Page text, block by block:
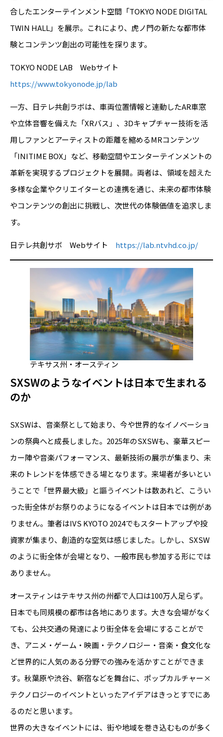
合したエンターテインメント空間「TOKYO NODE DIGITAL
TWIN HALL」を展示。これにより、虎ノ門の新たな都市体
験とコンテンツ創出の可能性を探ります。
TOKYO NODE LAB Webサイト
https://www.tokyonode.jp/lab
一方、日テレ共創ラボは、車両位置情報と連動したAR車窓
や立体音響を備えた「XRバス」、3Dキャプチャー技術を活
用しファンとアーティストの距離を縮めるMRコンテンツ
「INITIME BOX」など、移動空間やエンターテインメントの
革新を実現するプロジェクトを展開。両者は、領域を超えた
多様な企業やクリエイターとの連携を通じ、未来の都市体験
やコンテンツの創出に挑戦し、次世代の体験価値を追求しま
す。
日テレ共創サボ Webサイト https://lab.ntvhd.co.jp/
テキサス州・オースティン
SXSWのようなイベントは日本で生まれる
のか
SXSWは、音楽祭として始まり、今や世界的なイノベーショ
ンの祭典へと成長しました。2025年のSXSWも、豪華スピー
カー陣や音楽パフォーマンス、最新技術の展示が集まり、未
来のトレンドを体感できる場となります。来場者が多いとい
うことで「世界最大級」と謳うイベントは数あれど、こうい
った街全体がお祭りのようになるイベントは日本では例があ
りません。筆者はIVS KYOTO 2024でもスタートアップや投
資家が集まり、創造的な空気は感じました。しかし、SXSW
のように街全体が会場となり、一般市民も参加する形にでは
ありません。
オースティンはテキサス州の州都で人口は100万人足らず。
日本でも同規模の都市は各地にあります。大きな会場がなく
ても、公共交通の発達により街全体を会場にすることがで
き、アニメ・ゲーム・映画・テクノロジー・音楽・食文化な
ど世界的に人気のある分野での強みを活かすことができま
す。秋葉原や渋谷、新宿などを舞台に、ポップカルチャー×
テクノロジーのイベントといったアイデアはきっとすでにあ
るのだと思います。
世界の大きなイベントには、街や地域を巻き込むものが多く